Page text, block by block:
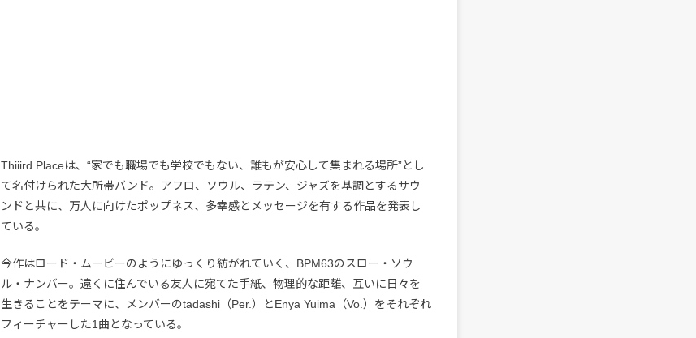
Thiiird Placeは、“家でも職場でも学校でもない、誰もが安心して集まれる場所”とし
て名付けられた大所帯バンド。アフロ、ソウル、ラテン、ジャズを基調とするサウ
ンドと共に、万人に向けたポップネス、多幸感とメッセージを有する作品を発表し
ている。
今作はロード・ムービーのようにゆっくり紡がれていく、BPM63のスロー・ソウ
ル・ナンバー。遠くに住んでいる友人に宛てた手紙、物理的な距離、互いに日々を
生きることをテーマに、メンバーのtadashi（Per.）とEnya Yuima（Vo.）をそれぞれ
フィーチャーした1曲となっている。